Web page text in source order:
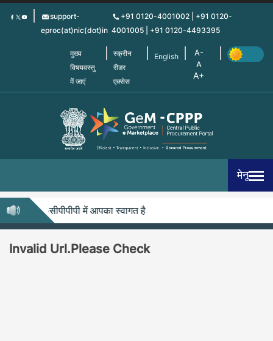
Skip
support-
eproc(at)nic(dot)in
+91 0120-4001002 | +91 0120-
4001005 | +91 0120-4493395
मुख्य
विषयवस्तु
में जाएं
स्क्रीन
रीडर
एक्सेस
English
मेनू
जेम-सीपीपीपी में आपका स्वागत है
Invalid Url.Please Check